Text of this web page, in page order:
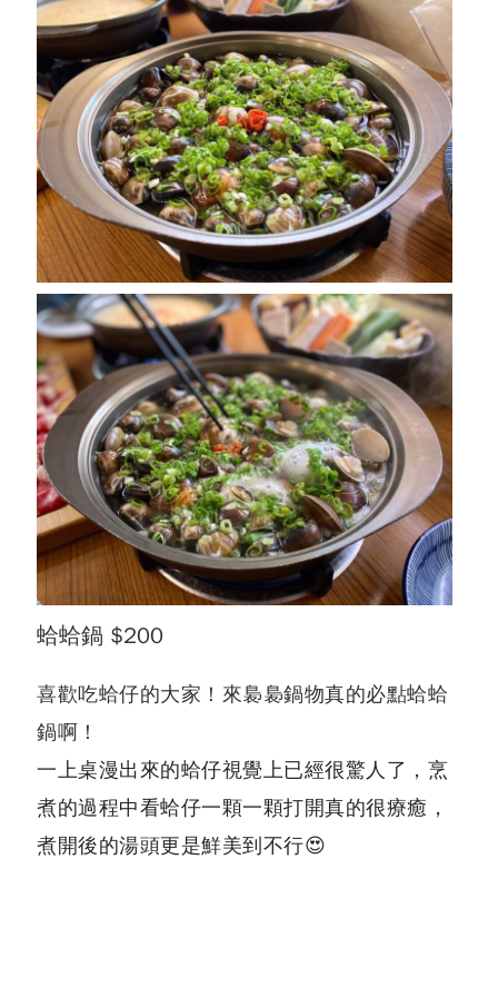
蛤蛤鍋 $200
喜歡吃蛤仔的大家！來裊裊鍋物真的必點蛤蛤
鍋啊！
一上桌漫出來的蛤仔視覺上已經很驚人了，烹
煮的過程中看蛤仔一顆一顆打開真的很療癒，
煮開後的湯頭更是鮮美到不行😍